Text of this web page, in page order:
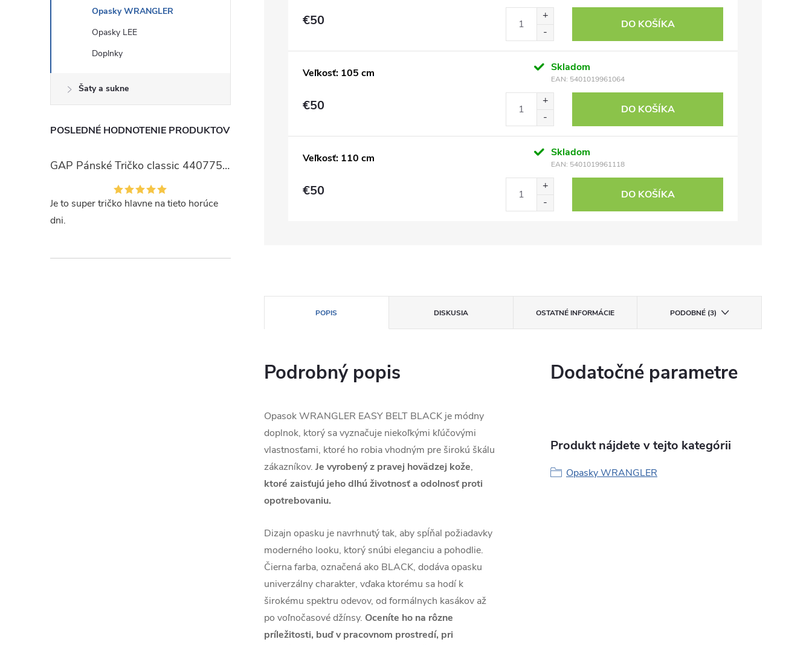
Opasky WRANGLER
Opasky LEE
Doplnky
Šaty a sukne
POSLEDNÉ HODNOTENIE PRODUKTOV
GAP Pánské Tričko classic 440775-00
Je to super tričko hlavne na tieto horúce
dni.
€50 DO KOŠÍKA
Veľkosť: 105 cm Skladom
EAN: 5401019961064
€50 DO KOŠÍKA
Veľkosť: 110 cm Skladom
EAN: 5401019961118
€50 DO KOŠÍKA
POPIS DISKUSIA OSTATNÉ INFORMÁCIE PODOBNÉ (3)
Podrobný popis
Opasok WRANGLER EASY BELT BLACK je módny
doplnok, ktorý sa vyznačuje niekoľkými kľúčovými
vlastnosťami, ktoré ho robia vhodným pre širokú škálu
zákazníkov. Je vyrobený z pravej hovädzej kože,
ktoré zaisťujú jeho dlhú životnosť a odolnosť proti
opotrebovaniu.
Dizajn opasku je navrhnutý tak, aby spĺňal požiadavky
moderného looku, ktorý snúbi eleganciu a pohodlie.
Čierna farba, označená ako BLACK, dodáva opasku
univerzálny charakter, vďaka ktorému sa hodí k
širokému spektru odevov, od formálnych kasákov až
po voľnočasové džínsy. Oceníte ho na rôzne
príležitosti, buď v pracovnom prostredí, pri
Dodatočné parametre
Produkt nájdete v tejto kategórii
Opasky WRANGLER